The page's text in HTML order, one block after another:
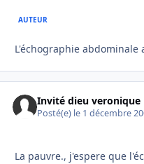
AUTEUR
L'échographie
Invité dieu veronique
Posté(e) le 1 décembre
La pauvre., j'espere que